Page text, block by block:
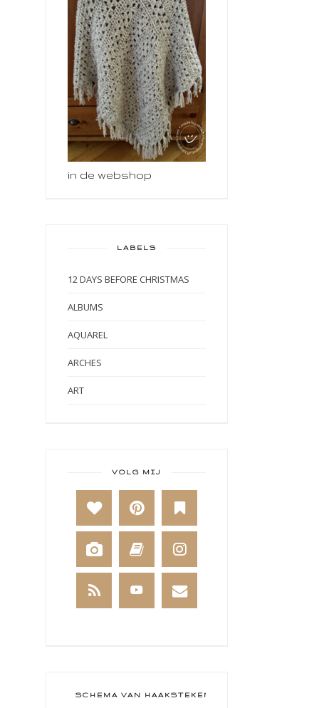
in de webshop
LABELS
12 DAYS BEFORE CHRISTMAS
ALBUMS
AQUAREL
ARCHES
ART
BAKKEN
BEESTENBOEL
BOEKEN
BREIEN
BRUSHO
CAMEO 4
VOLG MIJ
SCHEMA VAN HAAKSTEKEN